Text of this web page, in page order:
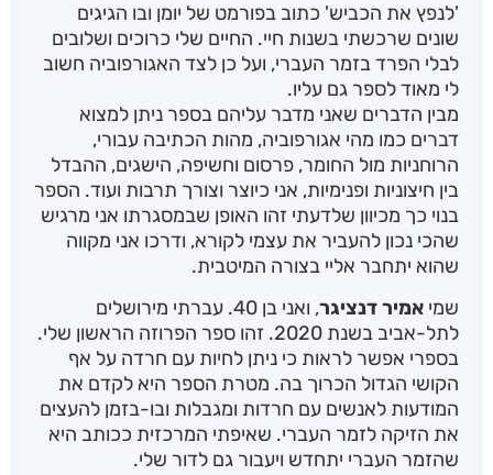
'לנפץ את הכביש' כתוב בפורמט של יומן ובו הגיגים
שונים שרכשתי בשנות חיי. החיים שלי כרוכים ושלובים
לבלי הפרד בזמר העברי, ועל כן לצד האגורפוביה חשוב
לי מאוד לספר גם עליו.
מבין הדברים שאני מדבר עליהם בספר ניתן למצוא
דברים כמו מהי אגורפוביה, מהות הכתיבה עבורי,
הרוחניות מול החומר, פרסום וחשיפה, הישגים, ההבדל
בין חיצוניות ופנימיות, אני כיוצר וצורך תרבות ועוד. הספר
בנוי כך מכיוון שלדעתי זהו האופן שבמסגרתו אני מרגיש
שהכי נכון להעביר את עצמי לקורא, ודרכו אני מקווה
שהוא יתחבר אליי בצורה המיטבית.
שמי אמיר דנציגר
, ואני בן 40. עברתי מירושלים
לתל-אביב בשנת 2020. זהו ספר הפרוזה הראשון שלי.
בספרי אפשר לראות כי ניתן לחיות עם חרדה על אף
הקושי הגדול הכרוך בה. מטרת הספר היא לקדם את
המודעות לאנשים עם חרדות ומגבלות ובו-בזמן להעצים
את הזיקה לזמר העברי. שאיפתי המרכזית ככותב היא
שהזמר העברי יתחדש ויעבור גם לדור שלי.